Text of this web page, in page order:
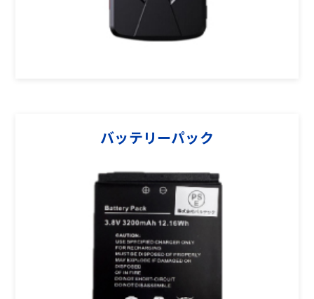
バッテリーパック